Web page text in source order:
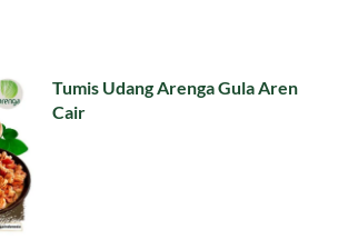
Tumis Udang Arenga Gula Aren
Cair